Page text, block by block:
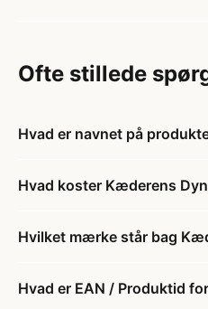
Ofte stillede
Hvad er navnet på
Hvad koster Kæderens
Hvilket mærke står bag
Hvad er EAN / Produktid